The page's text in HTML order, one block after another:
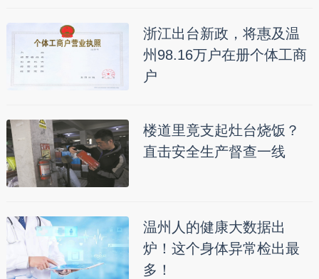
浙江出台新政，将惠及温
州98.16万户在册个体工商
户
楼道里竟支起灶台烧饭？
直击安全生产督查一线
温州人的健康大数据出
炉！这个身体异常检出最
多！